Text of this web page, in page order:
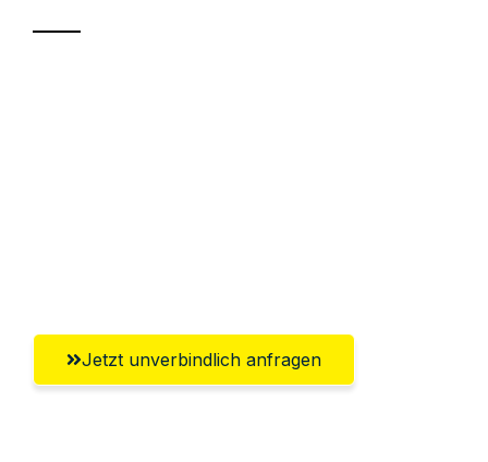
Jetzt unverbindlich anfragen